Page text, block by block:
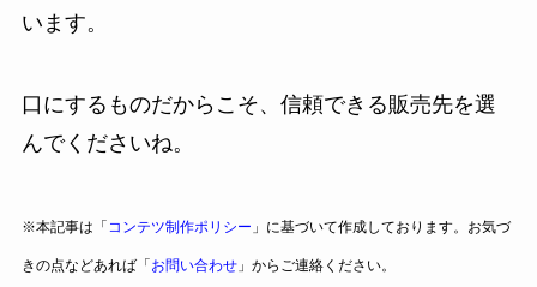
います。
口にするものだからこそ、信頼できる販売先を選
んでくださいね。
※本記事は「 コンテツ制作ポリシー 」に基づいて作成しております。お気づ
きの点などあれば「お問い合わせ」からご連絡ください。